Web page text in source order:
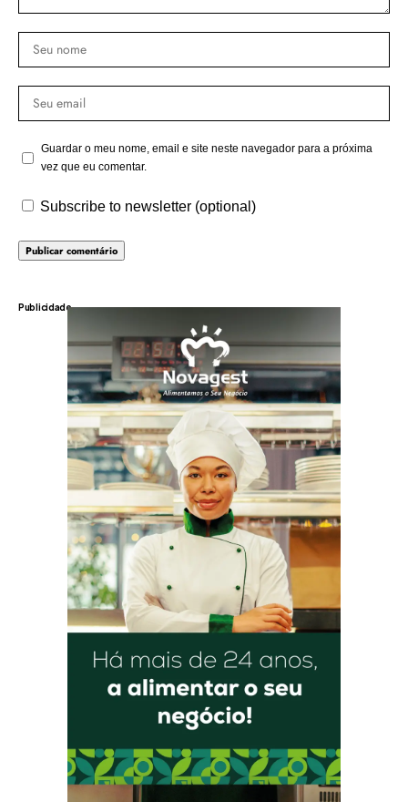
Publicidade
Guardar o meu nome, email e site neste navegador para a próxima
vez que eu comentar.
Subscribe to newsletter (optional)